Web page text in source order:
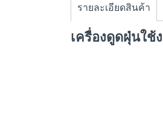
รายละเอียดสินค้า
เครื่องดูดฝุ่นใช้